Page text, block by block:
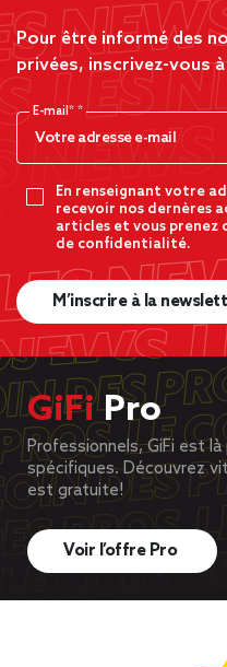
Pour être informé des
privées, inscrivez-vous
E-mail*
En renseignant votre
recevoir nos dernères
articles et vous prenez
de confidentialité.
M’inscrire à la
GiFiPro
Professionnels, GiFi est
spécifiques. Découvrez
est gratuite!
Voir l’offre Pro